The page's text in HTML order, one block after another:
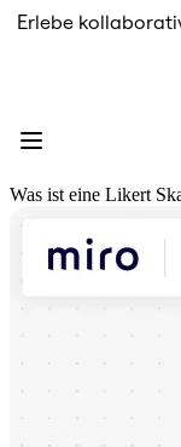
Unsere
Erlebe
Was ist eine Likert